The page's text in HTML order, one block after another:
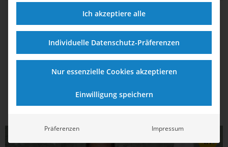
Melvin Imoudu führt Potsdams Staffel zum
deutschen Rekord
Nur acht Hundertstel trennten den Europameister vom
Vereinskollegen den deutschen Rekord knackte, was sein
SCHWIMMEN
Ich akzeptiere alle
Individuelle Datenschutz-Präferenzen
Nur essenzielle Cookies akzeptieren
Einwilligung speichern
Präferenzen Impressum